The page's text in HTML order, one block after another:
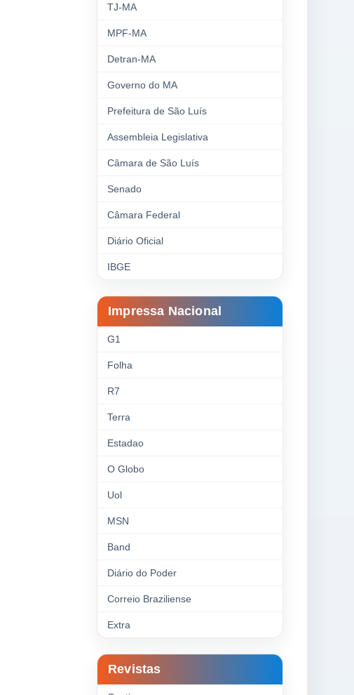
TJ-MA
MPF-MA
Detran-MA
Governo do MA
Prefeitura de São Luís
Assembleia Legislativa
Câmara de São Luís
Senado
Câmara Federal
Diário Oficial
IBGE
Impressa Nacional
G1
Folha
R7
Terra
Estadao
O Globo
Uol
MSN
Band
Diário do Poder
Correio Braziliense
Extra
Revistas